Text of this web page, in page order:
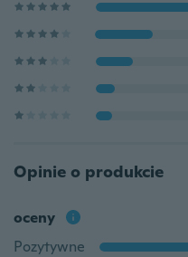
Opinie o produkcie
oceny
Pozytywne